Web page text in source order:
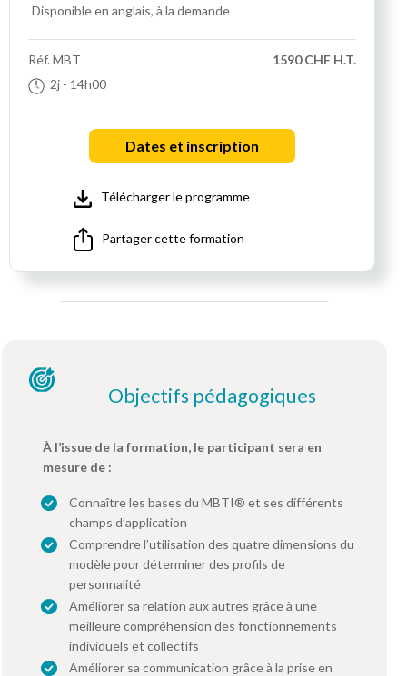
Disponible en anglais, à la demande
Réf.MBT
2j - 14h00
1590 CHF H.T.
Dates et inscription
Télécharger le programme
Partager cette formation
Objectifs pédagogiques
À l’issue de la formation, le participant sera en
mesure de :
Connaître les bases du MBTI® et ses différents
champs d’application
Comprendre l’utilisation des quatre dimensions du
modèle pour déterminer des profils de
personnalité
Améliorer sa relation aux autres grâce à une
meilleure compréhension des fonctionnements
individuels et collectifs
Améliorer sa communication grâce à la prise en